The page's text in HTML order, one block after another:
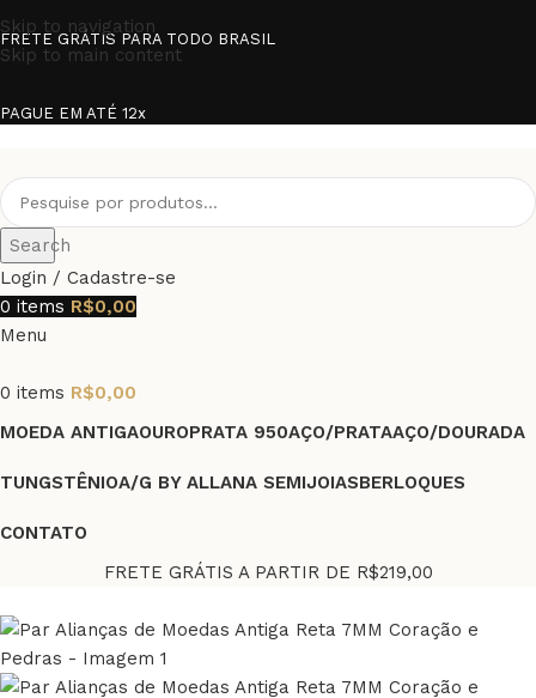
Skip to navigation
Skip to main content
FRETE GRÁTIS PARA TODO BRASIL
PAGUE EM ATÉ 12x
Search
Login / Cadastre-se
0 items R$0,00
Menu
0 items R$0,00
MOEDA ANTIGAOUROPRATA 950AÇO/PRATAAÇO/DOURADA
TUNGSTÊNIOA/G BY ALLANA SEMIJOIASBERLOQUES
CONTATO
FRETE GRÁTIS A PARTIR DE R$219,00